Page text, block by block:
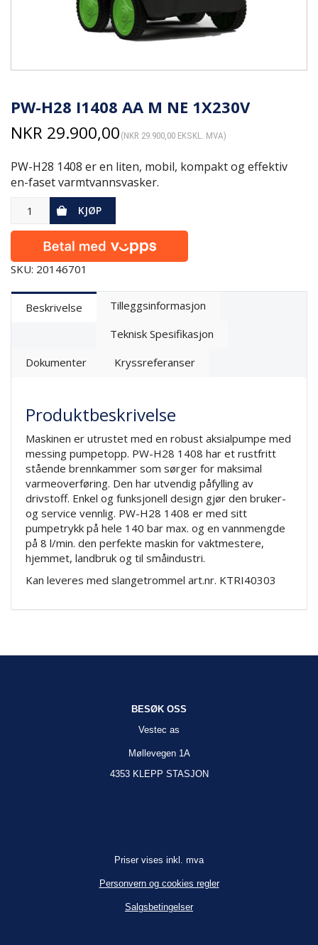
PW-H28 I1408 AA M NE 1X230V
NKR 29.900,00 (NKR 29.900,00 EKSKL. MVA)
PW-H28 1408 er en liten, mobil, kompakt og effektiv
en-faset varmtvannsvasker.
KJØP
SKU: 20146701
Beskrivelse
Tilleggsinformasjon
Teknisk Spesifikasjon
Dokumenter
Kryssreferanser
Produktbeskrivelse
Maskinen er utrustet med en robust aksialpumpe med
messing pumpetopp. PW-H28 1408 har et rustfritt
stående brennkammer som sørger for maksimal
varmeoverføring. Den har utvendig påfylling av
drivstoff. Enkel og funksjonell design gjør den bruker-
og service vennlig. PW-H28 1408 er med sitt
pumpetrykk på hele 140 bar max. og en vannmengde
på 8 l/min. den perfekte maskin for vaktmestere,
hjemmet, landbruk og til småindustri.
Kan leveres med slangetrommel art.nr. KTRI40303
BESØK OSS
Vestec as
Møllevegen 1A
4353 KLEPP STASJON
Priser vises inkl. mva
Personvern og cookies regler
Salgsbetingelser